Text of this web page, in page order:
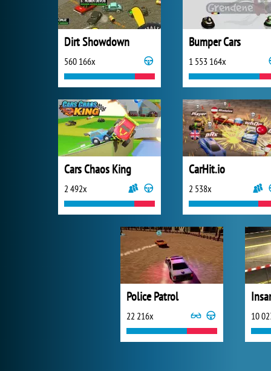
Dirt Showdown
560 166x
Bumper Cars
1 553 164x
Cars Chaos King
2 492x
CarHit.io
2 538x
Police Patrol
22 216x 10